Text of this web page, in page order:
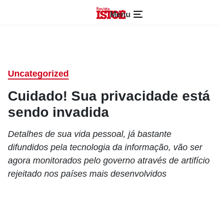
Menu
Uncategorized
Cuidado! Sua privacidade está
sendo invadida
Detalhes de sua vida pessoal, já bastante
difundidos pela tecnologia da informação, vão ser
agora monitorados pelo governo através de artifício
rejeitado nos países mais desenvolvidos